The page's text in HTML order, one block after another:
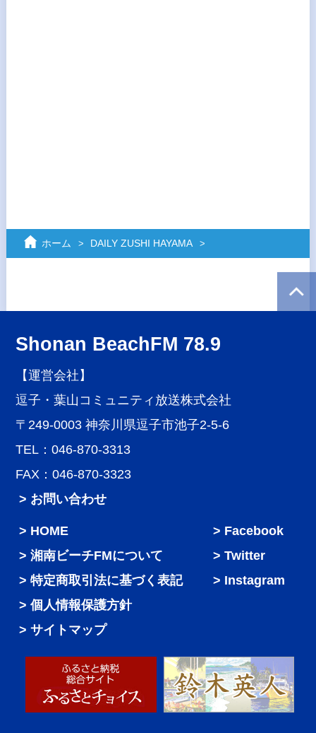
ホーム DAILY ZUSHI HAYAMA
Shonan BeachFM 78.9
【運営会社】
逗子・葉山コミュニティ放送株式会社
〒249-0003 神奈川県逗子市池子2-5-6
TEL：046-870-3313
FAX：046-870-3323
> お問い合わせ
HOME
湘南ビーチFMについて
特定商取引法に基づく表記
個人情報保護方針
サイトマップ
Facebook
Twitter
Instagram